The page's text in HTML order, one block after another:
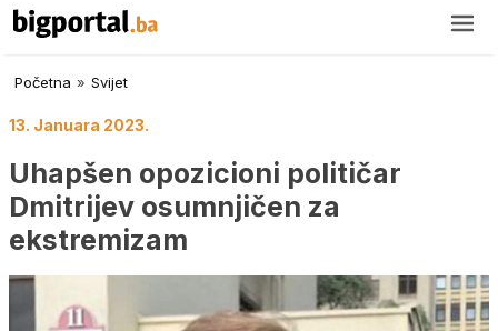
Početna » Svijet
13. Januara 2023.
Uhapšen opozicioni političar
Dmitrijev osumnjičen za
ekstremizam